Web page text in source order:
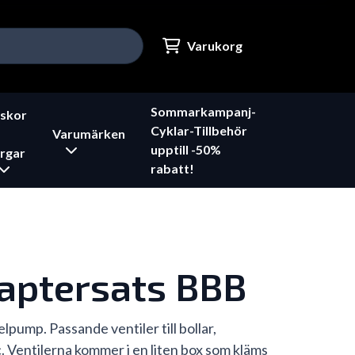
Varukorg
Varumärken
Sommarkampanj-
Cyklar-Tillbehör
upptill -50%
rabatt!
BBB
Passande ventiler till bollar,
kommer i en liten box som kläms